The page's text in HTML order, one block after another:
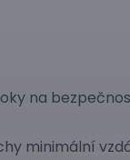
na
minimální